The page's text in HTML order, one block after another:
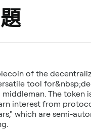
of the
tool
The token
interest from
which are semi-